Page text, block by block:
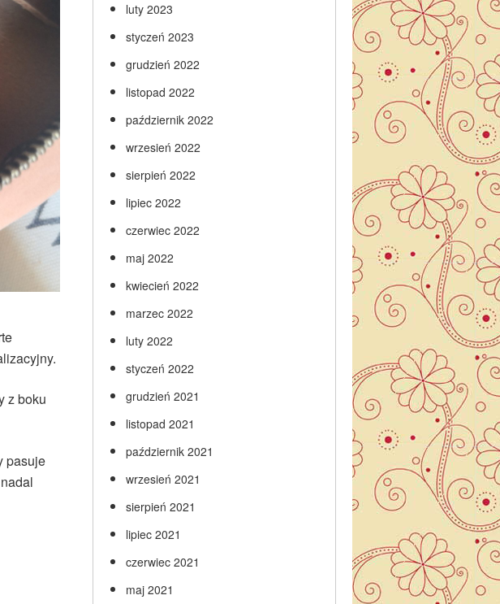
z boku
pasuje
luty 2023
styczeń 2023
grudzień 2022
listopad 2022
październik 2022
wrzesień 2022
sierpień 2022
lipiec 2022
czerwiec 2022
maj 2022
kwiecień 2022
marzec 2022
luty 2022
styczeń 2022
grudzień 2021
listopad 2021
październik 2021
wrzesień 2021
sierpień 2021
lipiec 2021
czerwiec 2021
maj 2021